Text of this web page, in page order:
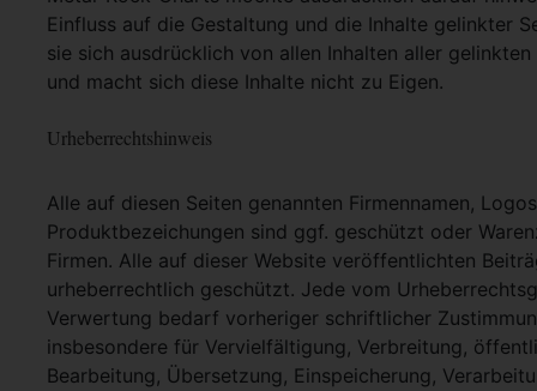
Einfluss auf die Gestaltung und die Inhalte gelinkter
sie sich ausdrücklich von allen Inhalten aller
und macht sich diese Inhalte nicht zu Eigen.
Urheberrechtshinweis
Alle auf diesen Seiten genannten Firmennamen,
Produktbezeichungen sind ggf. geschützt oder
Firmen. Alle auf dieser Website veröffentlichten
urheberrechtlich geschützt. Jede vom
Verwertung bedarf vorheriger schriftlicher
insbesondere für Vervielfältigung, Verbreitung,
Bearbeitung, Übersetzung, Einspeicherung,